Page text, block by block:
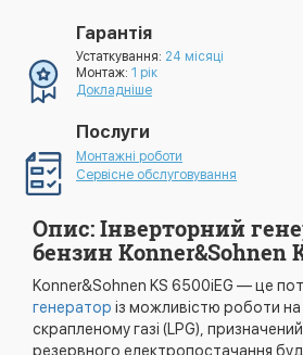
Гарантія
Устаткування: 24 місяці
Монтаж: 1 рік
Докладніше
Послуги
Монтажні роботи
Сервісне обслуговування
Опис: Інверторний
бензин Konner&Sohnen
Konner&Sohnen KS 6500iEG — це
генератор із можливістю роботи на
скрапленому газі (LPG),
резервного електропостачання